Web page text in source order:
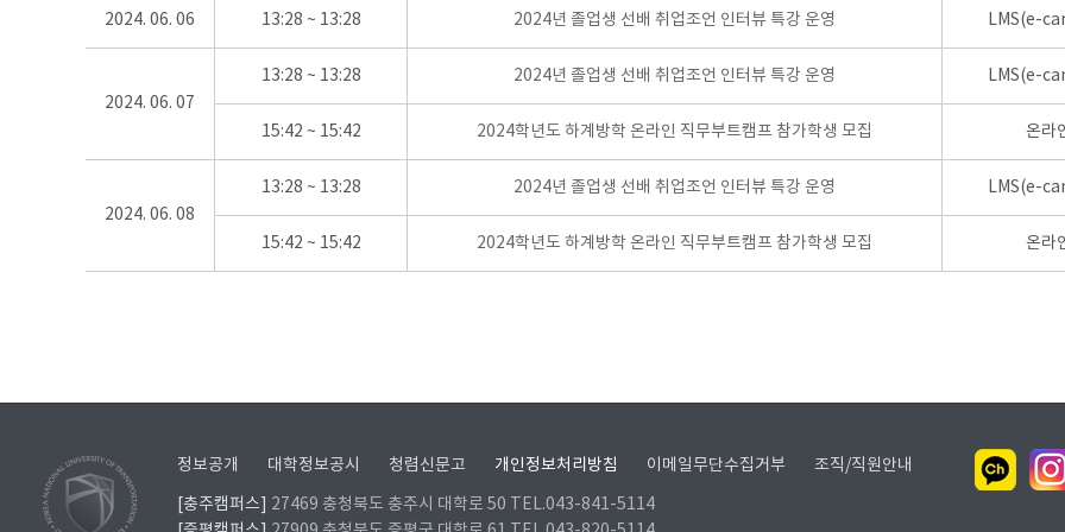
2024. 06. 06 13:28 ~ 13:28 2024년 졸업생 선배 취업조언 인터뷰 특강 운영 LMS(e-
2024. 06. 07
13:28 ~ 13:28 2024년 졸업생 선배 취업조언 인터뷰 특강 운영 LMS(e-
15:42 ~ 15:42 2024학년도 하계방학 온라인 직무부트캠프 참가학생 모집 온라
2024. 06. 08
13:28 ~ 13:28 2024년 졸업생 선배 취업조언 인터뷰 특강 운영 LMS(e-
15:42 ~ 15:42 2024학년도 하계방학 온라인 직무부트캠프 참가학생 모집 온라
정보공개 대학정보공시 청렴신문고 개인정보처리방침 이메일무단수집거부 조직/직원안내
[충주캠퍼스]
27469 충청북도 충주시 대학로 50 TEL.043-841-5114